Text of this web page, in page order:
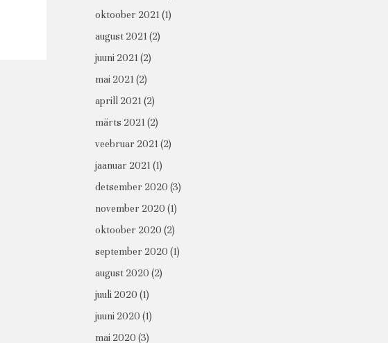
oktoober 2021(1)
august 2021(2)
juuni 2021(2)
mai 2021(2)
aprill 2021(2)
märts 2021(2)
veebruar 2021(2)
jaanuar 2021(1)
detsember 2020 (3)
november 2020 (1)
oktoober 2020 (2)
september 2020 (1)
august 2020 (2)
juuli 2020 (1)
juuni 2020 (1)
mai 2020 (3)